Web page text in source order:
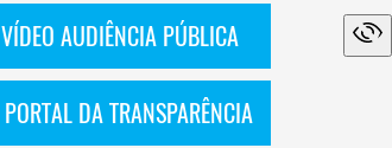
VÍDEO AUDIÊNCIA PÚBLICA
PORTAL DA TRANSPARÊNCIA